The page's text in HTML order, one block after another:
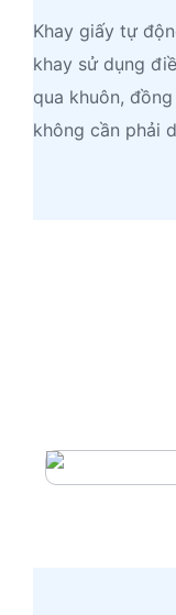
Khay giấy tự
khay sử dụng
qua khuôn,
không cần phải